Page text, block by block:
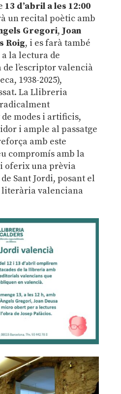
13 d’abril a les 12:00
un recital poètic amb
Gregori, Joan
Roig, i es farà també
la lectura de
de l’escriptor valencià
1938-2025),
La Llibreria
modes i artificis,
i ample al passatge
amb este
compromís amb la
oferix una prèvia
Sant Jordi, posant el
literària valenciana